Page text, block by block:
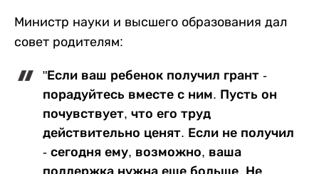
Министр науки и высшего образования дал
совет родителям:
"Если ваш ребенок получил грант -
порадуйтесь вместе с ним. Пусть он
почувствует, что его труд
действительно ценят. Если не получил
- сегодня ему, возможно, ваша
поддержка нужна еще больше. Не